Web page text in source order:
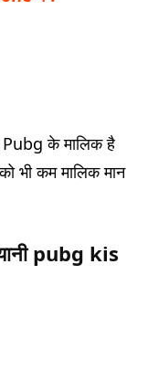
के मालिक है
भी कम मालिक मान
pubg kis